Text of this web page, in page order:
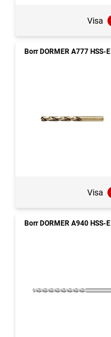
Visa
Borr DORMER A777 HSS-E
Visa
Borr DORMER A940 HSS-E